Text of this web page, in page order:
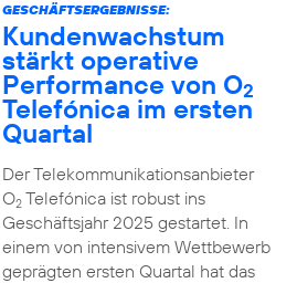
GESCHÄFTSERGEBNISSE:
Kundenwachstum
stärkt operative
Performance von O2
Telefónica im ersten
Quartal
Der Telekommunikationsanbieter
O2Telefónica ist robust ins
Geschäftsjahr 2025 gestartet. In
einem von intensivem Wettbewerb
geprägten ersten Quartal hat das